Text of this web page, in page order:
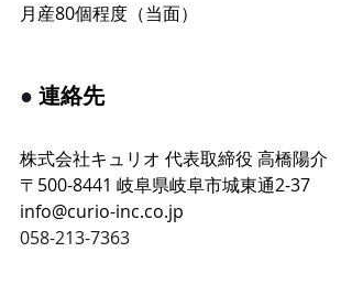
月産80個程度（当面）
● 連絡先
株式会社キュリオ 代表取締役 高橋陽介
〒500-8441 岐阜県岐阜市城東通2-37
info@curio-inc.co.jp
058-213-7363